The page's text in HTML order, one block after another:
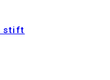
stift